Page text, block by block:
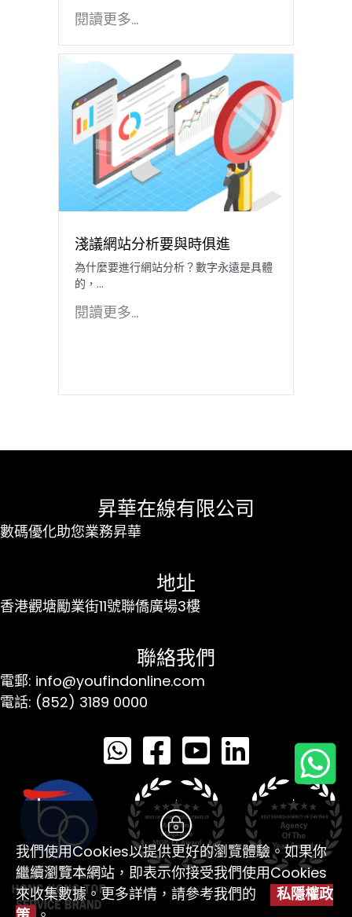
閱讀更多...
淺議網站分析要與時俱進
為什麼要進行網站分析？數字永遠是具體
的，...
閱讀更多...
昇華在線有限公司
數碼優化助您業務昇華
地址
香港觀塘勵業街11號聯僑廣場3樓
聯絡我們
電郵: info@youfindonline.com
電話: (852) 3189 0000
我們使用Cookies以提供更好的瀏覽體驗。如果你
繼續瀏覽本網站，即表示你接受我們使用Cookies
來收集數據。更多詳情，請參考我們的
私隱權政